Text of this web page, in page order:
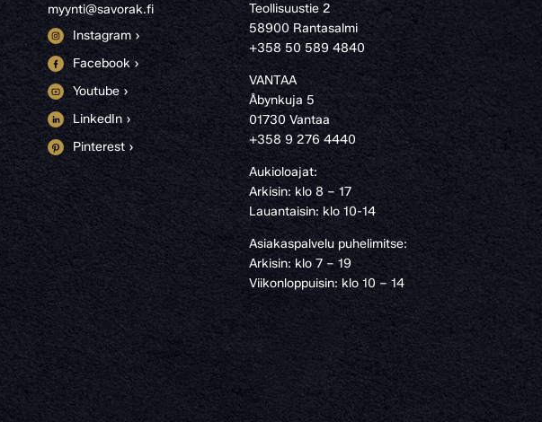
myynti@savorak.fi
Instagram ›
Facebook ›
Youtube ›
LinkedIn ›
Pinterest ›
Teollisuustie 2
58900 Rantasalmi
+358 50 589 4840
VANTAA
Åbynkuja 5
01730 Vantaa
+358 9 276 4440
Aukioloajat:
Arkisin: klo 8 – 17
Lauantaisin: klo 10-14
Asiakaspalvelu puhelimitse:
Arkisin: klo 7 – 19
Viikonloppuisin: klo 10 – 14